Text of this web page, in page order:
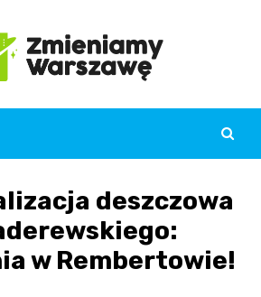
deszczowa
w Rembertowie!